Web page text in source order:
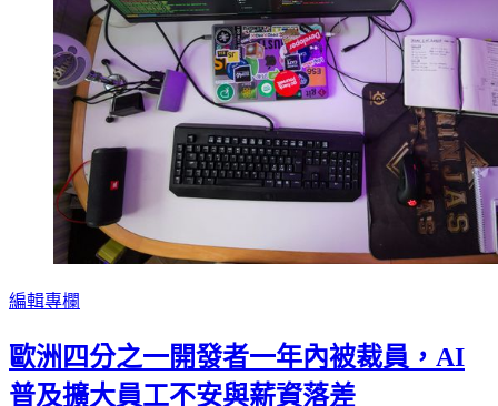
編輯專欄
歐洲四分之一開發者一年內被裁員，AI
普及擴大員工不安與薪資落差